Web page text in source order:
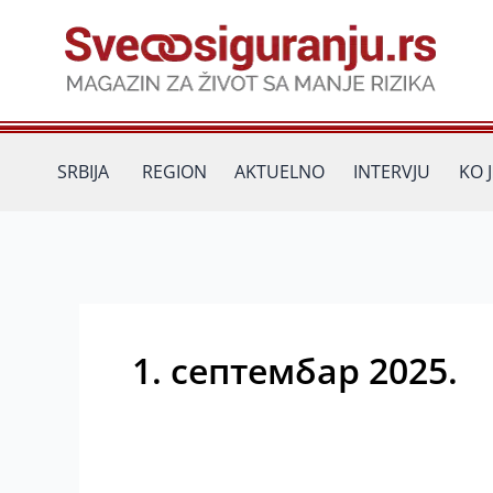
SRBIJA REGION AKTUELNO INTERVJU KO
1. септембар 2025.